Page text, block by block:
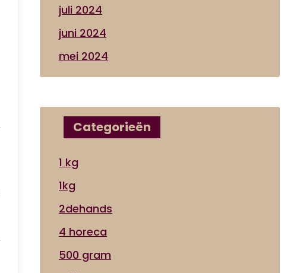
juli 2024
juni 2024
mei 2024
Categorieën
1 kg
1kg
2dehands
4 horeca
500 gram